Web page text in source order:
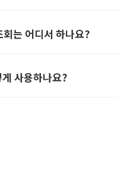
는 어디서 하나요?
사용하나요?